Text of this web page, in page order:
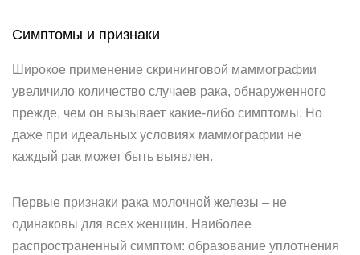
Симптомы и признаки
Широкое применение скрининговой маммографии
увеличило количество случаев рака, обнаруженного
прежде, чем он вызывает какие-либо симптомы. Но
даже при идеальных условиях маммографии не
каждый рак может быть выявлен.
Первые признаки рака молочной железы – не
одинаковы для всех женщин. Наиболее
распространенный симптом: образование уплотнения